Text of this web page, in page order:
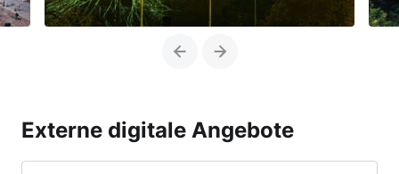
PreviousNext
Externe digitale Angebote